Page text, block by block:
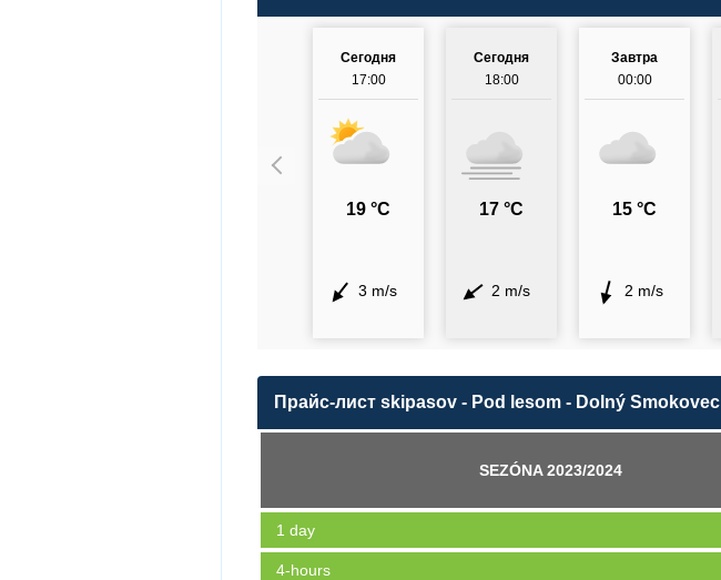
Сегодня
17:00
19 °C
3 m/s
Сегодня
18:00
17 °C
2 m/s
Завтра
00:00
15 °C
2 m/s
Прайс-лист skipasov - Pod lesom - Dolný Smokovec
SEZÓNA 2023/2024
1 day
4-hours